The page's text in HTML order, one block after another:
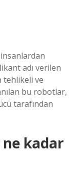
adı verilen
tehlikeli ve
bu robotlar,
tarafından
ne kadar